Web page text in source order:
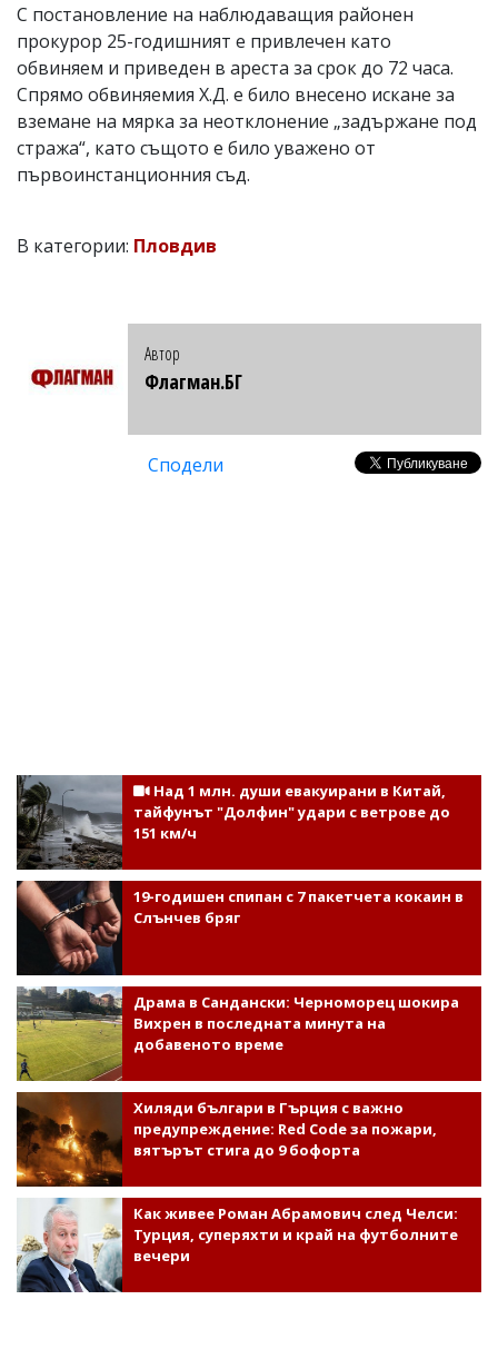
С постановление на наблюдаващия районен
прокурор 25-годишният е привлечен като
обвиняем и приведен в ареста за срок до 72 часа.
Спрямо обвиняемия Х.Д. е било внесено искане за
вземане на мярка за неотклонение „задържане под
стража“, като същото е било уважено от
първоинстанционния съд.
В категории: Пловдив
Автор
Флагман.БГ
Сподели
Над 1 млн. души евакуирани в Китай,
тайфунът "Долфин" удари с ветрове до
151 км/ч
19-годишен спипан с 7 пакетчета кокаин в
Слънчев бряг
Драма в Сандански: Черноморец шокира
Вихрен в последната минута на
добавеното време
Хиляди българи в Гърция с важно
предупреждение: Red Code за пожари,
вятърът стига до 9 бофорта
Как живее Роман Абрамович след Челси:
Турция, суперяхти и край на футболните
вечери